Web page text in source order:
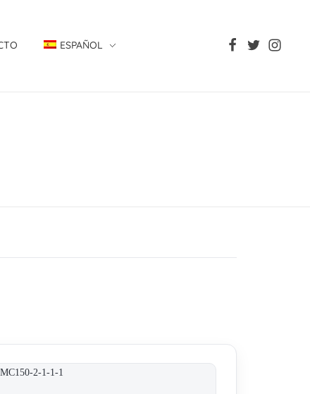
ESPAÑOL
2-1-1-1